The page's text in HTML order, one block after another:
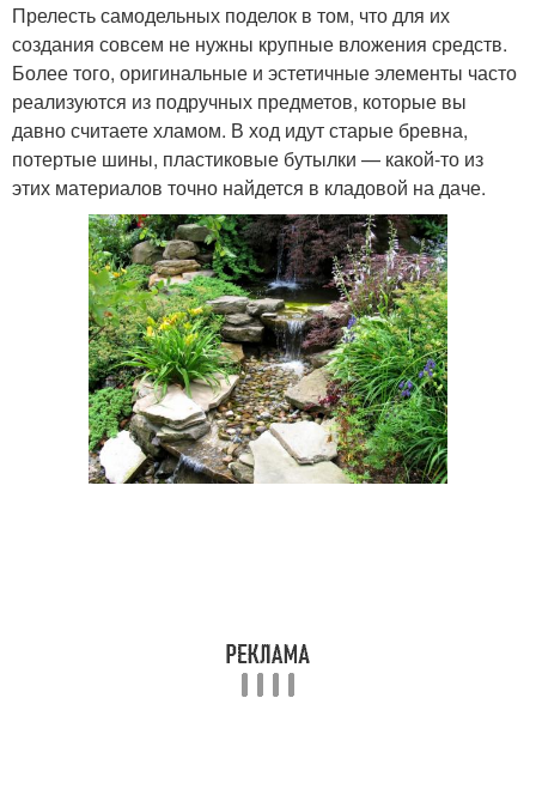
Прелесть самодельных поделок в том, что для их
создания совсем не нужны крупные вложения средств.
Более того, оригинальные и эстетичные элементы часто
реализуются из подручных предметов, которые вы
давно считаете хламом. В ход идут старые бревна,
потертые шины, пластиковые бутылки — какой-то из
этих материалов точно найдется в кладовой на даче.